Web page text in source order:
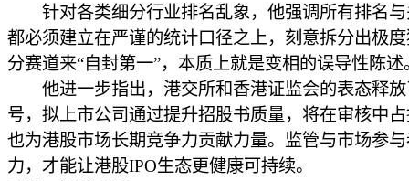
针对各类细分行业排名乱象，他强调所有排名与
都必须建立在严谨的统计口径之上，刻意拆分出极
分赛道来“自封第一”，本质上就是变相的误导性陈述
他进一步指出，港交所和香港证监会的表态释放
号，拟上市公司通过提升招股书质量，将在审核中
也为港股市场长期竞争力贡献力量。监管与市场参
力，才能让港股IPO生态更健康可持续。